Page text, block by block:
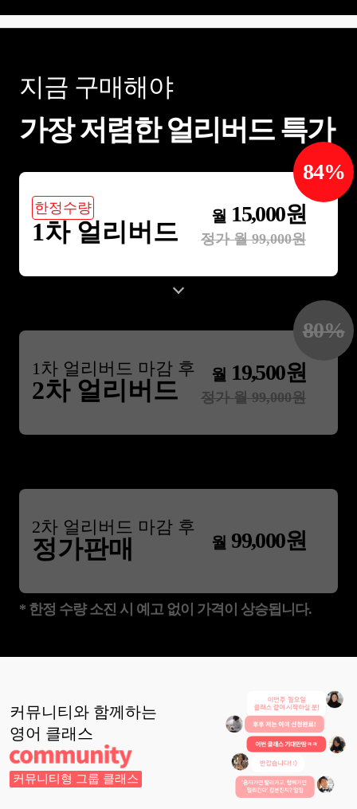
지금 구매해야
가장 저렴한 얼리버드 특가
한정수량
1차 얼리버드
월 15,000원
정가 월99,000원
84%
1 차 얼리버드 마감 후
2차 얼리버드
월 19,500원
정가 월99,000원
80%
2차 얼리버드 마감 후
정가판매 월 99,000원
* 한정 수량 소진 시 예고 없이 가격이 상승됩니다.
커뮤니티와 함께하는
영어 클래스
커뮤니티형 그룹 클래스